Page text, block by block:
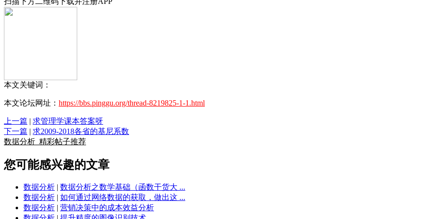
本文关键词：
本文论坛网址： https://bbs.pinggu.org/thread-8219825-1-1.html
上一篇 | 求管理学课本答案呀
下一篇 | 求2009-2018各省的基尼系数
数据分析 精彩帖子推荐
您可能感兴趣的文章
数据分析 | 数据分析之数学基础（函数干货大 ...
数据分析 | 如何通过网络数据的获取，做出这 ...
数据分析 | 营销决策中的成本效益分析